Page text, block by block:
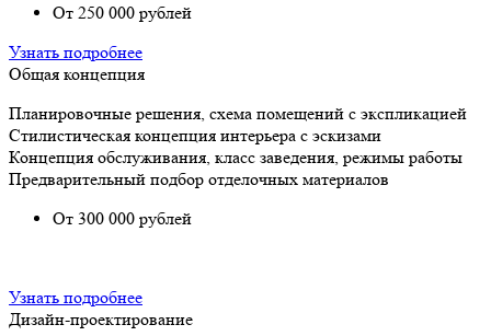
От 250 000 рублей
Узнать подробнее
Общая концепция
Планировочные решения, схема помещений с экспликацией
Стилистическая концепция интерьера с эскизами
Концепция обслуживания, класс заведения, режимы работы
Предварительный подбор отделочных материалов
От 300 000 рублей
Узнать подробнее
Дизайн-проектирование